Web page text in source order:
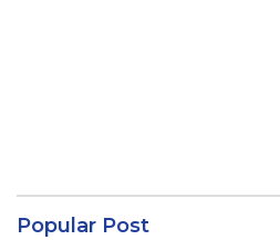
Popular Post